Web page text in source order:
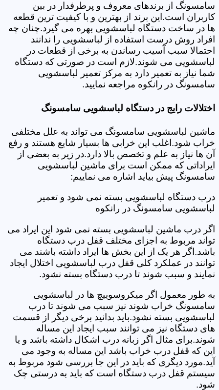
سامسونگ از برندهای معروف و پرطرفدار در بین
کاربران است.این برند از بهترین و با کیفیت ترین قطعه
ها در ساخت دستگاه لباسشویی بهره می گیرد.چنان چه
افراد روش درست استفاده از لباسشویی را ندانند
احتمالا سبب آسیب رساندن به برخی از قطعات در
لباسشویی می شوند.لازم است در صورتی که دستگاه
شما نیاز به تعمیر دارد به مرکز تعمیر لباسشویی
سامسونگ در رانکوه مراجعه نمایید.
اختلالات رایج در دستگاه لباسشویی سامسونگ
ماشین لباسشویی سامسونگ می تواند به علل مختلفی
خراب شود.اغلب این خرابی ها بسیار شایع هستند و رفع
آن ها نیاز به علم و تخصص بالا دارد.در زیر به بعضی از
ایراداتی که ممکن است برای ماشین لباسشویی
سامسونگ پیش بیاید اشاره می نماییم:
درب دستگاه لباسشویی بسته نمی شود و تعمیر
لباسشویی سامسونگ در رانکوه
اگر درب ماشین لباسشویی بسته نمی شود این ایراد می
تواند مربوط به اجزای مختلف قفل درب دستگاه
باشد.اگر هر یک از این بخش ها ایراد داشته باشند می
توانند در عملکرد کلی قفل درب لباسشویی اختلال ایجاد
نمایند و سبب شوند تا درب دستگاه بسته نشود.
به طور معمول اگر میکروسوییچ ها در لباسشویی
سامسونگ خراب شوند نیز سبب می شوند تا درب
لباسشویی بسته نشود.باید بدانید برخی دیگر از قسمت
های دستگاه نیز می توانند سبب ایجاد این مساله
شوند.برای مثال اگر زبانه درب اشکال داشته باشد و یا
این که قفل درب خراب باشد این مساله به وجود می
آید.مورد دیگری که باید در این جا بررسی شود مربوط به
سیستم قفل درب دستگاه است که باید به درستی چک
شود.